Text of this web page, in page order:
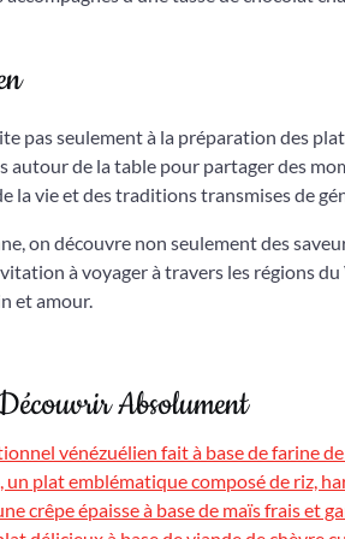
pas seulement à la préparation des
de la table pour partager des
la vie et des traditions transmises de
on découvre non seulement des
à voyager à travers les régions
et amour.
Absolument
vénézuélien fait à base de farine
plat emblématique composé de riz,
crêpe épaisse à base de maïs frais et